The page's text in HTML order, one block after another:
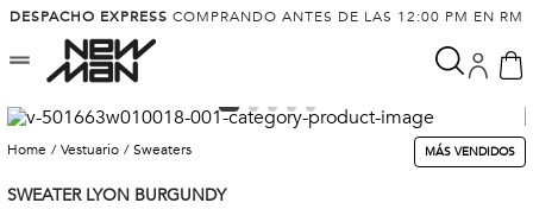
DESPACHO EXPRESS COMPRANDO ANTES DE LAS 12:00 PM EN RM
vestuario sweaters MÁS VENDIDOS
SWEATER LYON BURGUNDY